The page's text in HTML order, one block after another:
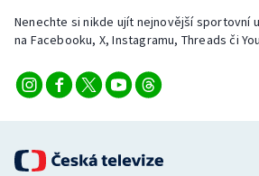
Nenechte si nikde ujít nejnovější sportovní
na Facebooku, X, Instagramu, Threads či